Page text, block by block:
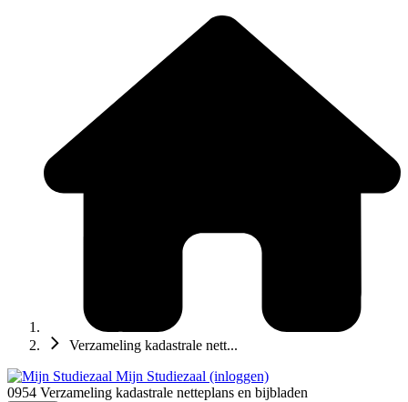
Verzameling kadastrale nett...
Mijn Studiezaal (inloggen)
0954 Verzameling kadastrale netteplans en bijbladen